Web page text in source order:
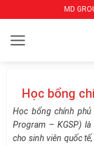
qua
nội
MD
Học bổng
Học bổng chính phủ
Program – KGSP)
cho sinh viên quốc